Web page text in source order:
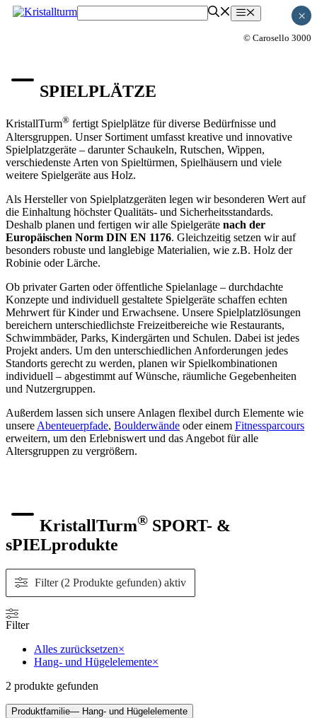
Zum
Menü
© Carosello 3000
SPIELPLÄTZE
KristallTurm® fertigt Spielplätze für diverse Bedürfnisse und
Altersgruppen. Unser Sortiment umfasst kreative und innovative
Spielplatzgeräte – darunter Schaukeln, Rutschen, Wippen,
verschiedenste Arten von Spieltürmen, Spielhäusern und viele
weitere Spielgeräte aus Holz.
Als Hersteller von Spielplatzgeräten legen wir besonderen Wert auf
die Einhaltung höchster Qualitäts- und Sicherheitsstandards.
Deshalb planen und fertigen wir alle Spielgeräte nach der
Europäischen Norm DIN EN 1176. Gleichzeitig setzen wir auf
besonders robuste und langlebige Materialien, wie z.B. Holz der
Robinie oder Lärche.
Ob privater Garten oder öffentliche Spielanlage – durchdachte
Konzepte und individuell gestaltete Spielgeräte schaffen echten
Mehrwert für Kinder und Erwachsene. Unsere Spielplatzlösungen
bereichern unterschiedlichste Freizeitbereiche wie Restaurants,
Schwimmbäder, Parks, Kindergärten und Schulen. Dabei ist jedes
Projekt anders. Um den unterschiedlichen Anforderungen jedes
Standorts gerecht zu werden, planen wir Spielkombinationen
individuell – abgestimmt auf Wünsche, räumliche Gegebenheiten
und Nutzergruppen.
Außerdem lassen sich unsere Anlagen flexibel durch Elemente wie
unsere Abenteuerpfade, Boulderwände oder einem Fitnessparcours
erweitern, um den Erlebniswert und das Angebot für alle
Altersgruppen zu vergrößern.
KristallTurm® SPORT- &
sPIELprodukte
Filter (2 Produkte gefunden) aktiv
Filter
Alles zurücksetzen×
Hang- und Hügelelemente×
2 produkte gefunden
Produktfamilie— Hang- und Hügelelemente
×